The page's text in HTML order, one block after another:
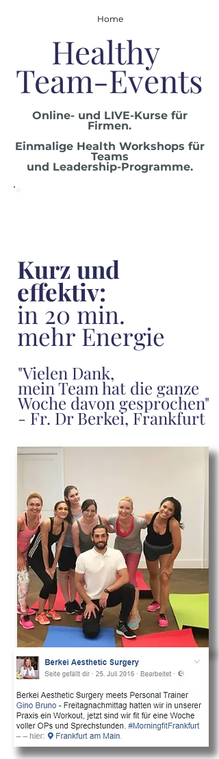
Home
Healthy
Team-Events
Online- und LIVE-Kurse für
Firmen.
Einmalige Health Workshops für
Teams
und Leadership-Programme.
Kurz und
effektiv:
in 20 min.
mehr Energie
"Vielen Dank,
mein Team hat die ganze
Woche davon gesprochen"
- Fr. Dr Berkei, Frankfurt